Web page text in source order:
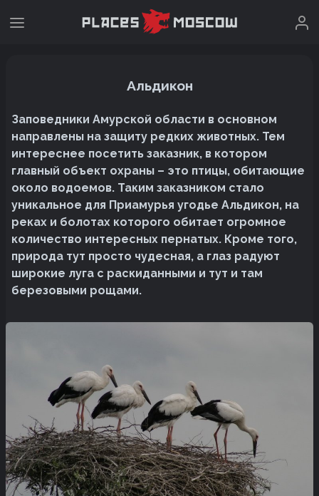
Альдикон
Заповедники Амурской области в основном
направлены на защиту редких животных. Тем
интереснее посетить заказник, в котором
главный объект охраны – это птицы, обитающие
около водоемов. Таким заказником стало
уникальное для Приамурья угодье Альдикон, на
реках и болотах которого обитает огромное
количество интересных пернатых. Кроме того,
природа тут просто чудесная, а глаз радуют
широкие луга с раскиданными и тут и там
березовыми рощами.